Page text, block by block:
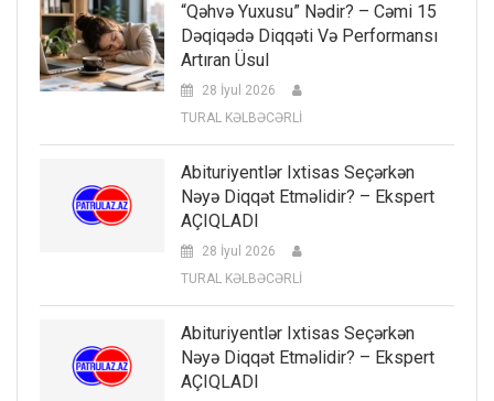
“Qəhvə Yuxusu” Nədir? – Cəmi 15
Dəqiqədə Diqqəti Və Performansı
Artıran Üsul
28 İyul 2026
TURAL KƏLBƏCƏRLİ
Abituriyentlər Ixtisas Seçərkən
Nəyə Diqqət Etməlidir? – Ekspert
AÇIQLADI
28 İyul 2026
TURAL KƏLBƏCƏRLİ
Abituriyentlər Ixtisas Seçərkən
Nəyə Diqqət Etməlidir? – Ekspert
AÇIQLADI